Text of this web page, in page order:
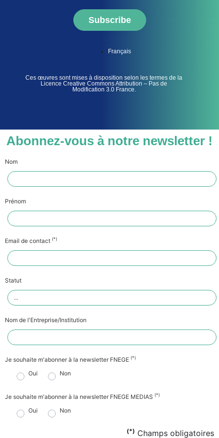
Subscribe
Français
Ces œuvres sont mises à disposition selon les termes de la
Licence Creative Commons Attribution – Pas de
Modification 3.0 France.
Abonnez-vous à notre newsletter !
Nom
Prénom
Email de contact (*)
Statut
Nom de l'Entreprise/Institution
Je souhaite m'abonner à la newsletter FNEGE (*)
Oui Non
Je souhaite m'abonner à la newsletter FNEGE MEDIAS (*)
Oui Non
(*) Champs obligatoires